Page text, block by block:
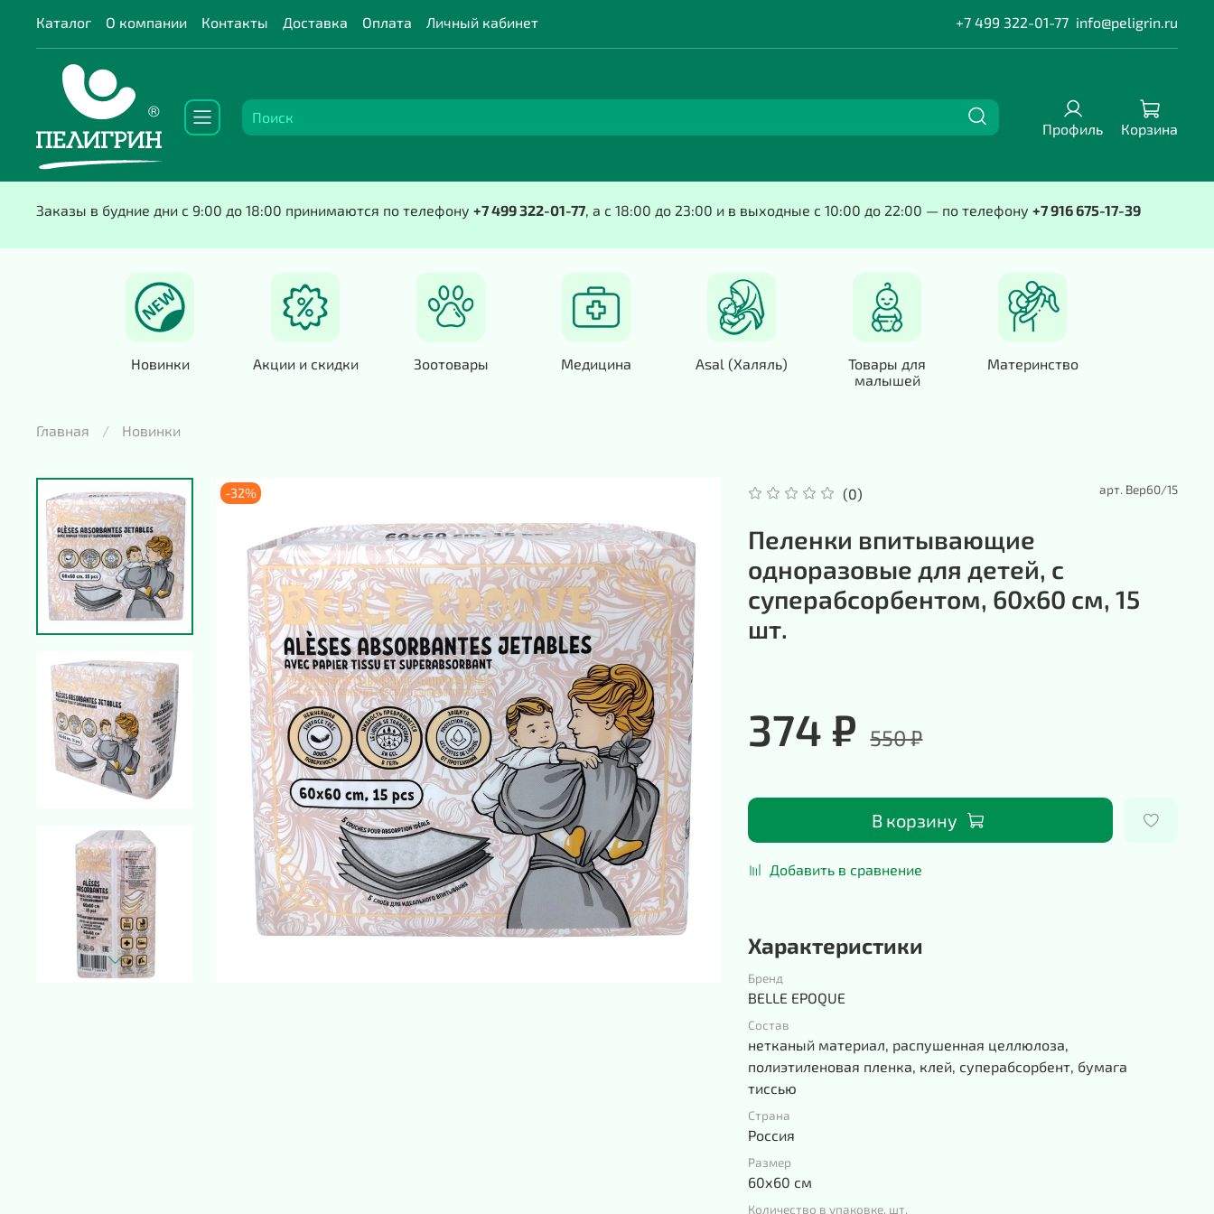
Каталог О компании Контакты Доставка Оплата Личный кабинет +7 499 322-01-77 info@peligrin.ru
Профиль Корзина
Заказы в будние дни с 9:00 до 18:00 принимаются по телефону +7 499 322-01-77, а с 18:00 до 23:00 и в выходные с 10:00 до 22:00 — по телефону +7 916 675-17-39
Новинки Акции и скидки Зоотовары Медицина Asal (Халяль)
Товары для
малышей
Материнство
Главная Новинки
-32% (0) арт. Bep60/15
Пеленки впитывающие
одноразовые для детей, с
суперабсорбентом, 60х60 см, 15
шт.
374 ₽ 550 ₽
В корзину
Добавить в сравнение
Характеристики
Бренд
BELLE EPOQUE
Состав
нетканый материал, распушенная целлюлоза,
полиэтиленовая пленка, клей, суперабсорбент, бумага
тиссью
Страна
Россия
Размер
60х60 см
Количество в упаковке, шт.